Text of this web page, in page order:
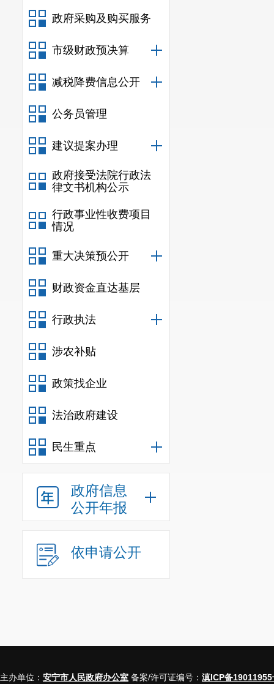
政府采购及购买服务
市级财政预决算
减税降费信息公开
公务员管理
建议提案办理
政府接受法院行政法
律文书机构公示
行政事业性收费项目
情况
重大决策预公开
财政资金直达基层
行政执法
涉农补贴
政策找企业
法治政府建设
民生重点
政府信息
公开年报
依申请公开
主办单位： 安宁市人民政府办公室 备案/许可证编号： 滇ICP备